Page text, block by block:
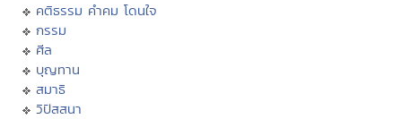
คติธรรม คำคม โดนใจ
กรรม
ศีล
บุญทาน
สมาธิ
วิปัสสนา